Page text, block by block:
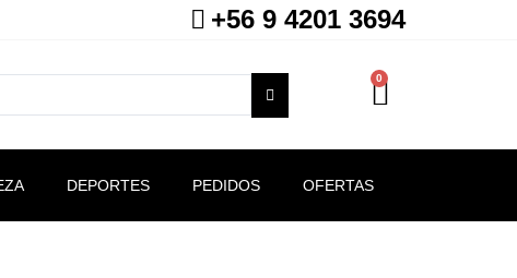
+56 9 4201 3694
0
DEPORTES PEDIDOS OFERTAS